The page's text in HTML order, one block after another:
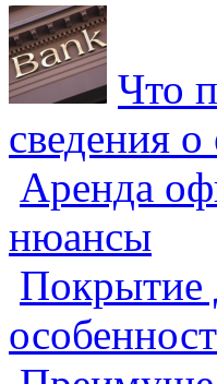
Что
сведения о
Аренда
нюансы
Покрытие